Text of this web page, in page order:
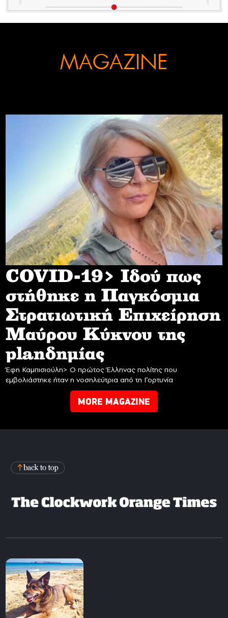
MAGAZINE
COVID-19> Iδού πως
στήθηκε η Παγκόσμια
Στρατιωτική Επιχείρηση
Mαύρου Κύκνου της
planδημίας
Έφη Καμπισιούλη> Ο πρώτος Έλληνας πολίτης που
εμβολιάστηκε ήταν η νοσηλεύτρια από τη Γορτυνία
MORE MAGAZINE